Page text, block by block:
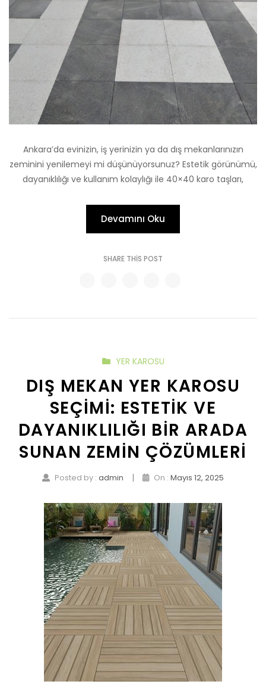
Ankara’da evinizin, iş yerinizin ya da dış mekanlarınızın
zeminini yenilemeyi mi düşünüyorsunuz? Estetik görünümü,
dayanıklılığı ve kullanım kolaylığı ile 40×40 karo taşları,
Devamını Oku
SHARE THIS POST
YER KAROSU
DIŞ MEKAN YER KAROSU
SEÇIMI: ESTETIK VE
DAYANIKLILIĞI BIR ARADA
SUNAN ZEMIN ÇÖZÜMLERI
Posted by : admin | On : Mayıs 12, 2025